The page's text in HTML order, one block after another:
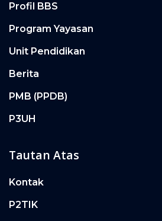
Profil BBS
Program Yayasan
Unit Pendidikan
Berita
PMB (PPDB)
P3UH
Tautan Atas
Kontak
P2TIK